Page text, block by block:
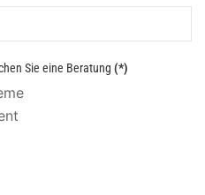
Sie eine Beratung (*)